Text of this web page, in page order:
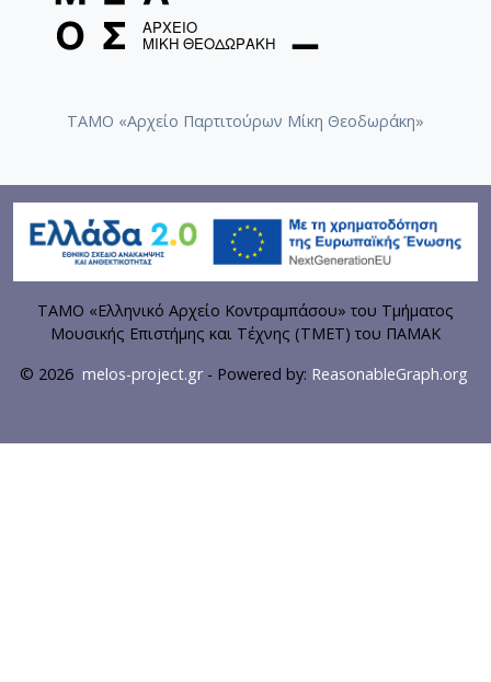
ΤΑΜΟ «Αρχείο Παρτιτούρων Μίκη Θεοδωράκη»
ΤΑΜΟ «Ελληνικό Αρχείο Κοντραμπάσου» του Τμήματος
Μουσικής Επιστήμης και Τέχνης (ΤΜΕΤ) του ΠΑΜΑΚ
© 2026 melos-project.gr- Powered by: ReasonableGraph.org